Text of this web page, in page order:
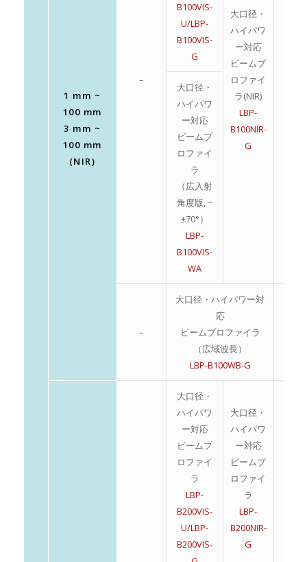
1 mm ~
100 mm
3 mm ~
100 mm
(NIR)
–
B100VIS-
U/LBP-
B100VIS-
G
大口径・
ハイパワ
ー対応
ビームプ
ロファイ
ラ(NIR)
LBP-
B100NIR-
G
大口径・
ハイパワ
ー対応
ビームプ
ロファイ
ラ
（広入射
角度版, ~
±70°）
LBP-
B100VIS-
WA
–
大口径・ハイパワー対
応
ビームプロファイラ
（広域波長）
LBP-B100WB-G
大口径・
ハイパワ
ー対応
ビームプ
ロファイ
ラ
LBP-
B200VIS-
U/LBP-
B200VIS-
大口径・
ハイパワ
ー対応
ビームプ
ロファイ
ラ
LBP-
B200NIR-
G